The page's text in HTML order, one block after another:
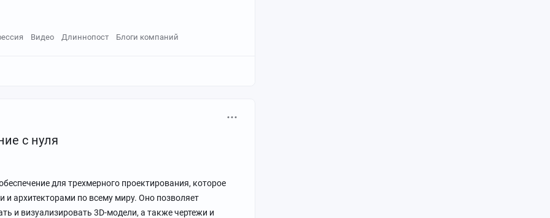
работать:
персонажи, сцены и анимация;
для презентаций проектов, строительства.
Видео Длиннопост Блоги компаний
с нуля
для трехмерного проектирования, которое
и архитекторами по всему миру. Оно позволяет
и визуализировать 3D-модели, а также чертежи и